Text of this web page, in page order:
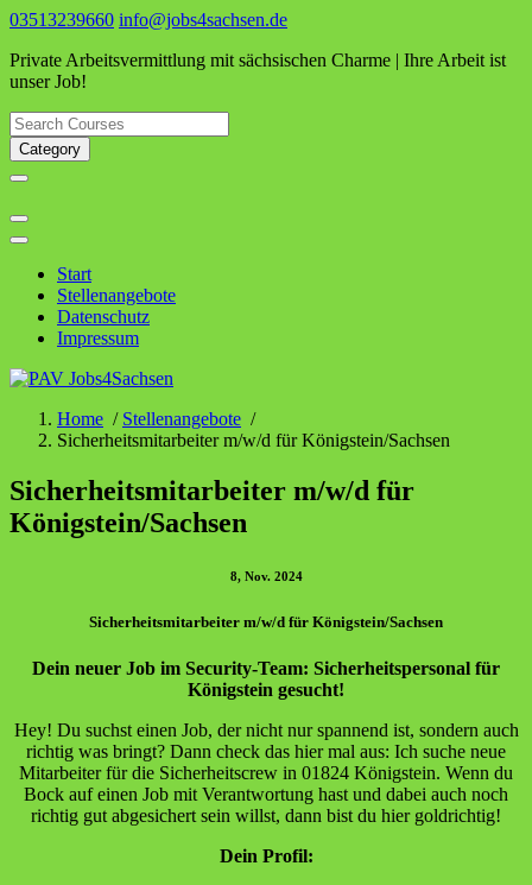
Skip
content
03513239660 info@jobs4sachsen.de
Private Arbeitsvermittlung mit sächsischen Charme | Ihre Arbeit ist
unser Job!
Category
Start
Stellenangebote
Datenschutz
Impressum
Home / Stellenangebote /
Sicherheitsmitarbeiter m/w/d für Königstein/Sachsen
Sicherheitsmitarbeiter m/w/d für
Königstein/Sachsen
8, Nov. 2024
Sicherheitsmitarbeiter m/w/d für Königstein/Sachsen
Dein neuer Job im Security-Team: Sicherheitspersonal für
Königstein gesucht!
Hey! Du suchst einen Job, der nicht nur spannend ist, sondern auch
richtig was bringt? Dann check das hier mal aus: Ich suche neue
Mitarbeiter für die Sicherheitscrew in 01824 Königstein. Wenn du
Bock auf einen Job mit Verantwortung hast und dabei auch noch
richtig gut abgesichert sein willst, dann bist du hier goldrichtig!
Dein Profil: